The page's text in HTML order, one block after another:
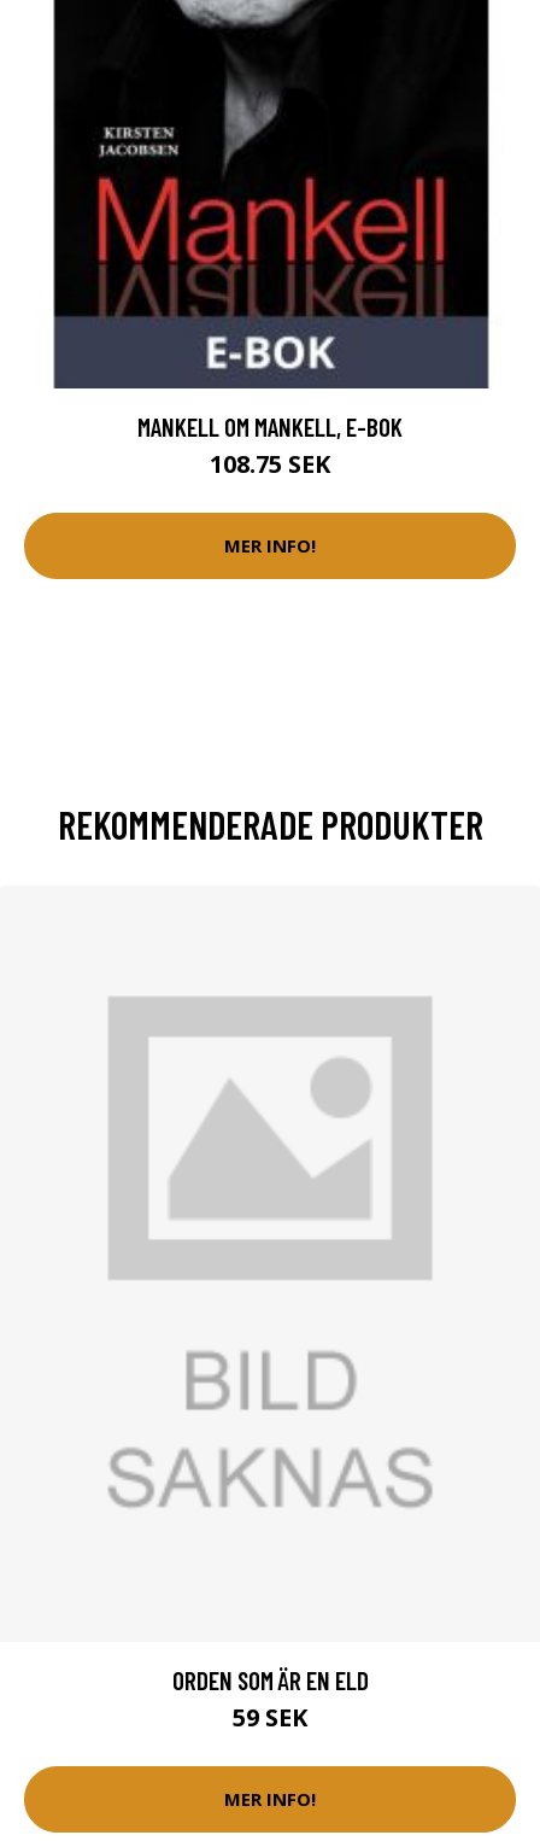
MANKELL OM MANKELL, E-BOK
108.75 SEK
MER INFO!
REKOMMENDERADE PRODUKTER
ORDEN SOM ÄR EN ELD
59 SEK
MER INFO!